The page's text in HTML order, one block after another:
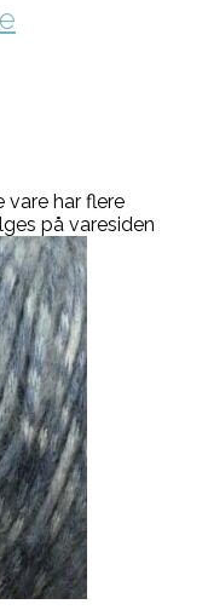
vare har flere
på varesiden